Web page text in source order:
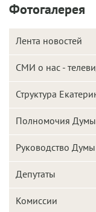
Фотогалерея
Лента новостей
СМИ о нас -
Структура
Полномочия Думы
Руководство Думы
Депутаты
Комиссии